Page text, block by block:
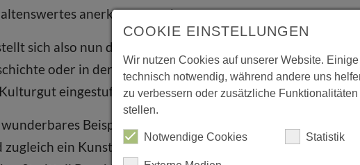
anerkannt werden.
sich also nun die Frage - wann wird etwas zu einem
oder in der Kunst, als menschliches, kreatives
eingestuft wird?
Beispiel hierfür existiert mitten in
zugleich ein Kunstwerk des amerikanischen PopArt
COOKIE EINSTELLUNGEN
Wir nutzen Cookies auf unserer Website.
technisch notwendig, während andere uns
zu verbessern oder zusätzliche
stellen.
Notwendige Cookies Statistik